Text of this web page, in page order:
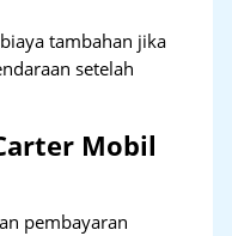
tambahan jika
setelah
Mobil
pembayaran